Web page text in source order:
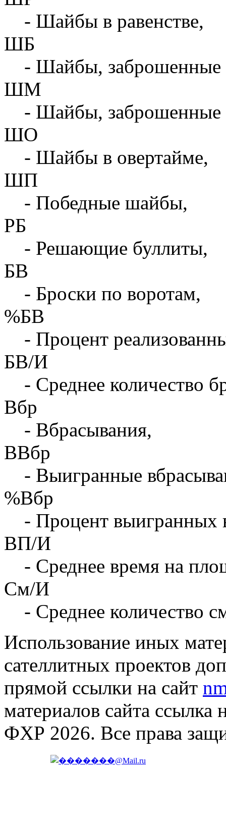
- Шайбы в равенстве,
ШБ
- Шайбы, заброшенные
ШМ
- Шайбы, заброшенные
ШО
- Шайбы в овертайме,
ШП
- Победные шайбы,
РБ
- Решающие буллиты,
БВ
- Броски по воротам,
%БВ
- Процент
БВ/И
- Среднее количество
Вбр
- Вбрасывания,
ВВбр
- Выигранные
%Вбр
- Процент выигранных
ВП/И
- Среднее время на
См/И
- Среднее количество
Использование иных
сателлитных проектов
прямой ссылки на сайт
материалов сайта ссылка
ФХР 2026. Все права